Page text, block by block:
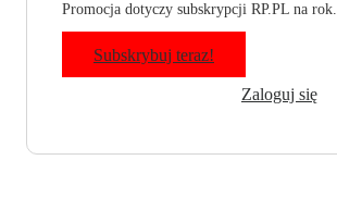
Promocja dotyczy subskrypcji RP.PL na rok.
Subskrybuj teraz!
Zaloguj się